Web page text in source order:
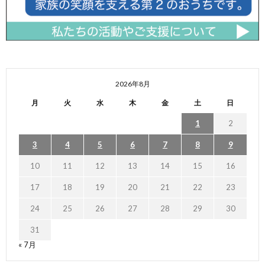
2026年8月
月 火 水 木 金 土 日
1 2
3 4 5 6 7 8 9
10 11 12 13 14 15 16
17 18 19 20 21 22 23
24 25 26 27 28 29 30
31
« 7月